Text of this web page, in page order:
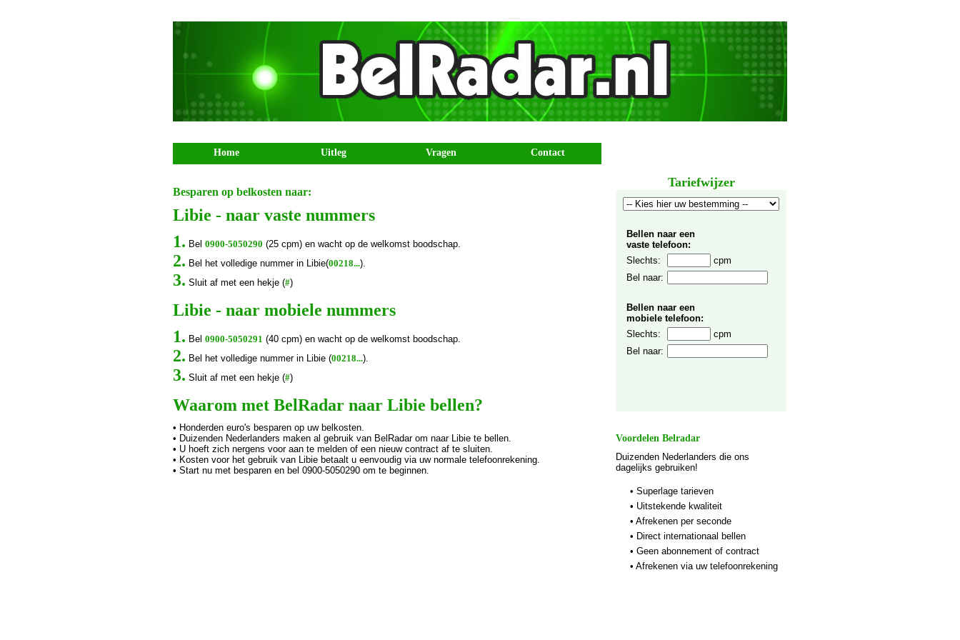
Home Uitleg Vragen Contact
Tariefwijzer
Bellen naar een
vaste telefoon:
Slechts:
cpm
Bel naar:
Bellen naar een
mobiele telefoon:
Slechts:
cpm
Bel naar:
Voordelen Belradar
Duizenden Nederlanders die ons
dagelijks gebruiken!
• Superlage tarieven
• Uitstekende kwaliteit
• Afrekenen per seconde
• Direct internationaal bellen
• Geen abonnement of contract
• Afrekenen via uw telefoonrekening
Besparen op belkosten naar:
Libie - naar vaste nummers
1. Bel 0900-5050290 (25 cpm) en wacht op de welkomst boodschap.
2. Bel het volledige nummer in Libie(00218...).
3. Sluit af met een hekje (#)
Libie - naar mobiele nummers
1. Bel 0900-5050291 (40 cpm) en wacht op de welkomst boodschap.
2. Bel het volledige nummer in Libie (00218...).
3. Sluit af met een hekje (#)
Waarom met BelRadar naar Libie bellen?
• Honderden euro's besparen op uw belkosten.
• Duizenden Nederlanders maken al gebruik van BelRadar om naar Libie te bellen.
• U hoeft zich nergens voor aan te melden of een nieuw contract af te sluiten.
• Kosten voor het gebruik van Libie betaalt u eenvoudig via uw normale telefoonrekening.
• Start nu met besparen en bel 0900-5050290 om te beginnen.